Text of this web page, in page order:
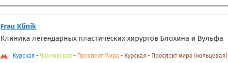
Frau Klinik
Клиника легендарных пластических хирургов Блохина и Вульфа
Курская • Чкаловская • Проспект Мира • Курская • Проспект мира (кольцевая)